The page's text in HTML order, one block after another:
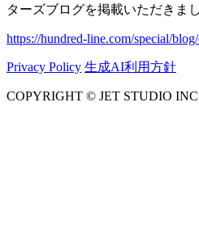
ターズブログを掲載いただきま
https://hundred-line.com/special/
Privacy Policy 生成AI利用方針
COPYRIGHT © JET STUDIO